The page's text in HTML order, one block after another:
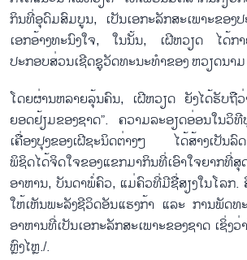
ກິນທີ່ອຸດົມສົມບູນ, ເປັນເອກະລັກສະເພາະຂອງ
ເອກອ້າງທະນົງໃຈ, ໃນນັ້ນ, ເຝີຫວຽດ ໄດ້ກ
ປະກອບສ່ວນເຊີດຊູວັດທະນະທຳຂອງ ຫວຽດນາ
ໂດຍຜ່ານຫລາຍລຸ້ນຄົນ, ເຝີຫວຽດ ຍັງໄດ້ຮັບຖື
ຍອດຢ້ຽມຂອງຊາດ”. ຄວາມລະອຽດອ່ອນໃນວິ
ເຄື່ອງປຸງຂອງເຝີຊະນິດຕ່າງໆ ໄດ້ສ້າງເປັນລົ
ພິຊິດໄດ້ຈິດໃຈຂອງແຂກມາກິນທີ່ເອົາໃຈຍາກທີ່
ອາຫານ, ບັນດາພໍ່ຄົວ, ແມ່ຄົວທີ່ມີຊື່ສຽງໃນໂລກ.
ໃຫ້ເຫັນພະລັງຊີວິດອັນແຮງກ້າ ແລະ ການພັດທະ
ອາຫານທີ່ເປັນເອກະລັກສະເພາະຂອງຊາດ ເຊິ່ງ
ຫຼົງໄຫຼ./.